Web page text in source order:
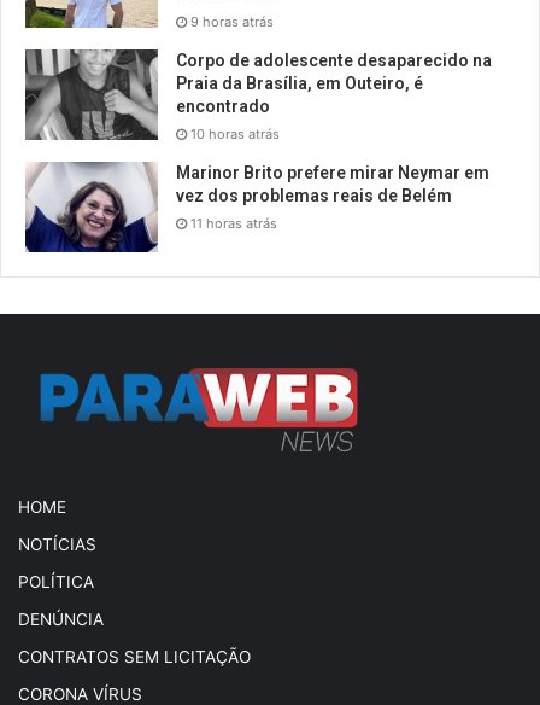
9 horas atrás
Corpo de adolescente desaparecido na
Praia da Brasília, em Outeiro, é
encontrado
10 horas atrás
Marinor Brito prefere mirar Neymar em
vez dos problemas reais de Belém
11 horas atrás
HOME
NOTÍCIAS
POLÍTICA
DENÚNCIA
CONTRATOS SEM LICITAÇÃO
CORONA VÍRUS